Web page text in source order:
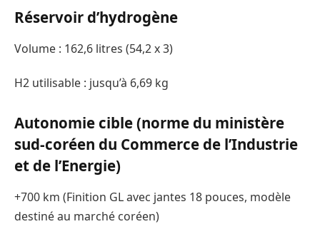
Réservoir d’hydrogène
Volume : 162,6 litres (54,2 x 3)
H2 utilisable : jusqu’à 6,69 kg
Autonomie cible (norme du ministère
sud-coréen du Commerce de l’Industrie
et de l’Energie)
+700 km (Finition GL avec jantes 18 pouces, modèle
destiné au marché coréen)